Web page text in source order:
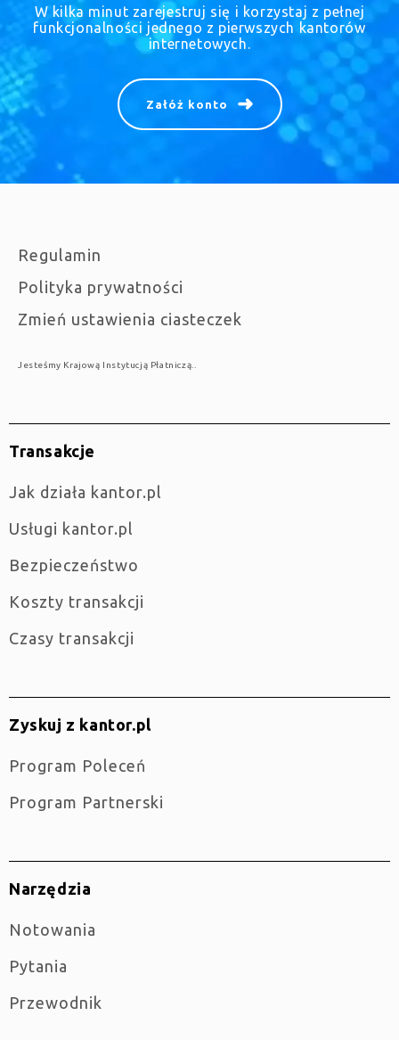
W kilka minut zarejestruj się i korzystaj z pełnej
funkcjonalności jednego z pierwszych kantorów
internetowych.
Załóż konto
Regulamin
Polityka prywatności
Zmień ustawienia ciasteczek
Jesteśmy Krajową Instytucją Płatniczą..
Transakcje
jak działa kantor.pl
Usługi kantor.pl
Bezpieczeństwo
Koszty transakcji
Czasy transakcji
Zyskuj z kantor.pl
Program Poleceń
Program Partnerski
Narzędzia
Notowania
Pytania
Przewodnik